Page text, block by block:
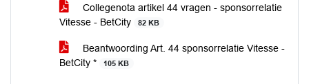
Collegenota artikel 44 vragen - sponsorrelatie
Vitesse - BetCity
82 KB
Beantwoording Art. 44 sponsorrelatie Vitesse -
BetCity *
105 KB